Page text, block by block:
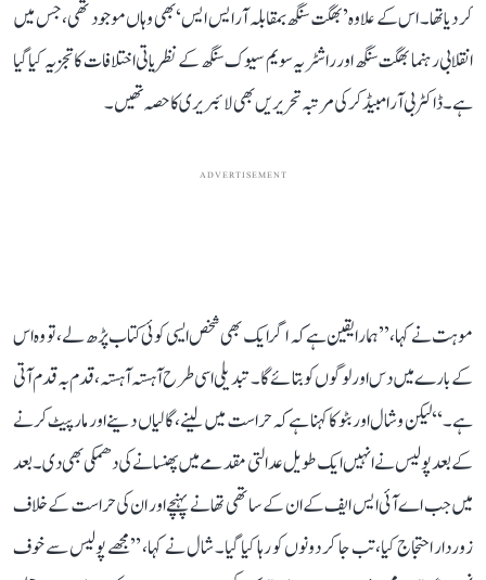
کر دیا تھا۔ اس کے علاوہ ’بھگت سنگھ بمقابلہ آر ایس ایس‘ بھی وہاں موجود تھی، جس میں
انقلابی رہنما بھگت سنگھ اور راشٹریہ سویم سیوک سنگھ کے نظریاتی اختلافات کا تجزیہ کیا گیا
ہے۔ ڈاکٹر بی آر امبیڈکر کی مرتبہ تحریریں بھی لائبریری کا حصہ تھیں۔
ADVERTISEMENT
موہت نے کہا، ’’ہمارا یقین ہے کہ اگر ایک بھی شخص ایسی کوئی کتاب پڑھ لے، تو وہ اس
کے بارے میں دس اور لوگوں کو بتائے گا۔ تبدیلی اسی طرح آہستہ آہستہ، قدم بہ قدم آتی
ہے۔‘‘ لیکن وشال اور بٹو کا کہنا ہے کہ حراست میں لینے، گالیاں دینے اور مارپیٹ کرنے
کے بعد پولیس نے انہیں ایک طویل عدالتی مقدمے میں پھنسانے کی دھمکی بھی دی۔ بعد
میں جب اے آئی ایس ایف کے ان کے ساتھی تھانے پہنچے اور ان کی حراست کے خلاف
زوردار احتجاج کیا، تب جا کر دونوں کو رہا کیا گیا۔ شال نے کہا، ’’مجھے پولیس سے خوف